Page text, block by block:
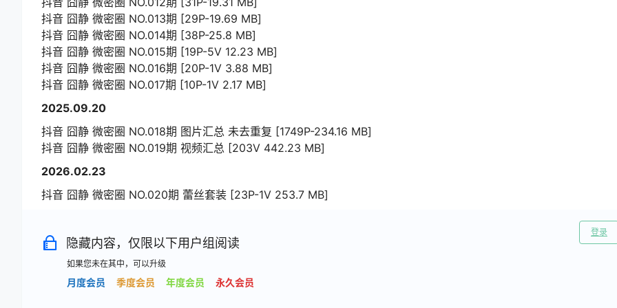
抖音 囧静 微密圈 NO.013期 [29P-19.69 MB]
抖音 囧静 微密圈 NO.014期 [38P-25.8 MB]
抖音 囧静 微密圈 NO.015期 [19P-5V 12.23 MB]
抖音 囧静 微密圈 NO.016期 [20P-1V 3.88 MB]
抖音 囧静 微密圈 NO.017期 [10P-1V 2.17 MB]
2025.09.20
抖音 囧静 微密圈 NO.018期 图片汇总 未去重复 [1749P-234.16 MB]
抖音 囧静 微密圈 NO.019期 视频汇总 [203V 442.23 MB]
2026.02.23
抖音 囧静 微密圈 NO.020期 蕾丝套装 [23P-1V 253.7 MB]
隐藏内容，仅限以下用户组阅读
如果您未在其中，可以升级
月度会员 季度会员 年度会员 永久会员
登录